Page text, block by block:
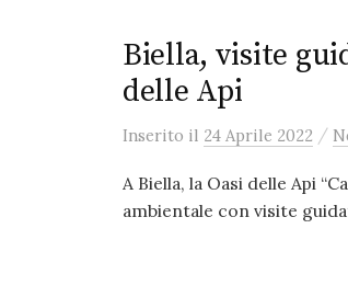
Biella, visite
delle Api
Inserito il 24 Aprile 2022 /
A Biella, la Oasi delle Api
ambientale con visite